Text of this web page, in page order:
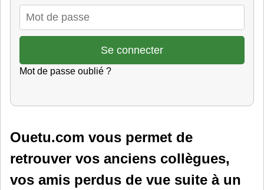
Mot de passe oublié ?
Ouetu.com vous permet de
retrouver vos anciens collègues,
vos amis perdus de vue suite à un